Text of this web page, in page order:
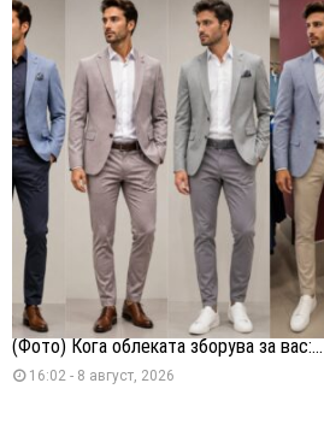
(Фото) Кога облеката зборува за вас:...
16:02 - 8 август, 2026